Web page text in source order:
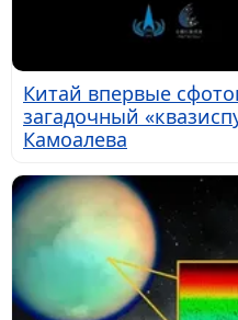
Китай впервые
загадочный
Камоалева